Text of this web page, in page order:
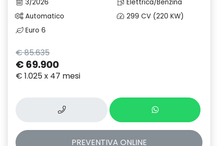
3/2026
Elettrica/Benzina
Automatico
299 CV (220 KW)
Euro 6
€ 85.635
€ 69.900
€ 1.025 x 47 mesi
PREVENTIVA ONLINE